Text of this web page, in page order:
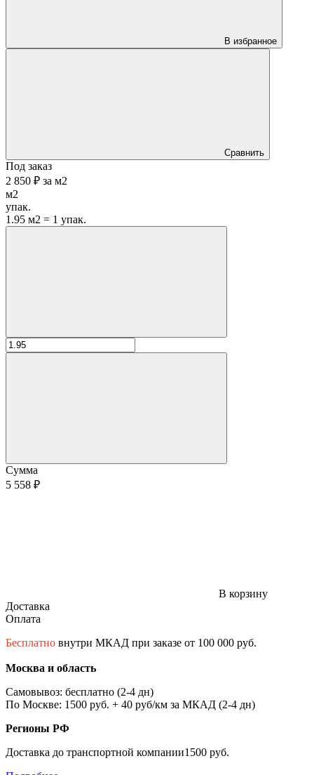
В избранное
Сравнить
Под заказ
2 850 ₽ за м2
м2
упак.
1.95 м2 = 1 упак.
Сумма
5 558 ₽
В корзину
Доставка
Оплата
Бесплатно внутри МКАД при заказе от 100 000 руб.
Москва и область
Самовывоз: бесплатно (2-4 дн)
По Москве: 1500 руб. + 40 руб/км за МКАД (2-4 дн)
Регионы РФ
Доставка до транспортной компании1500 руб.